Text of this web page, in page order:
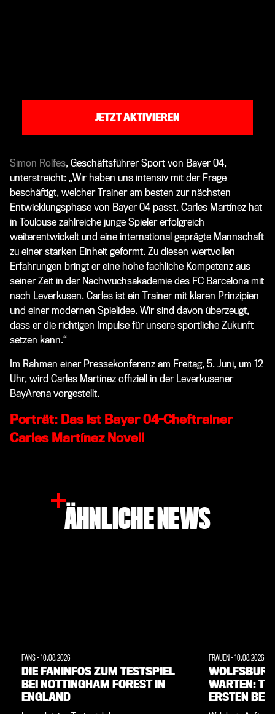
JETZT AKTIVIEREN
Simon Rolfes, Geschäftsführer Sport von Bayer 04,
unterstreicht: „Wir haben uns intensiv mit der Frage
beschäftigt, welcher Trainer am besten zur nächsten
Entwicklungsphase von Bayer 04 passt. Carles Martínez hat
in Toulouse zahlreiche junge Spieler erfolgreich
weiterentwickelt und eine international geprägte Mannschaft
zu einer starken Einheit geformt. Zu diesen wertvollen
Erfahrungen bringt er eine hohe fachliche Kompetenz aus
seiner Zeit in der Nachwuchsakademie des FC Barcelona mit
nach Leverkusen. Carles ist ein Trainer mit klaren Prinzipien
und einer modernen Spielidee. Wir sind davon überzeugt,
dass er die richtigen Impulse für unsere sportliche Zukunft
setzen kann.“
Im Rahmen einer Pressekonferenz am Freitag, 5. Juni, um 12
Uhr, wird Carles Martínez offiziell in der Leverkusener
BayArena vorgestellt.
Porträt: Das ist Bayer 04-Cheftrainer
Carles Martínez Novell
ÄHNLICHE NEWS
FANS-10.08.2026
DIE FANINFOS ZUM TESTSPIEL
BEI NOTTINGHAM FOREST IN
ENGLAND
FRAUEN -10.08.2026
WARTEN:
ERSTEN
HEIMSPIELE